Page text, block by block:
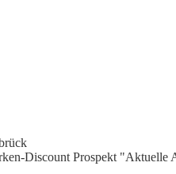
Discount Prospekt "Aktuelle